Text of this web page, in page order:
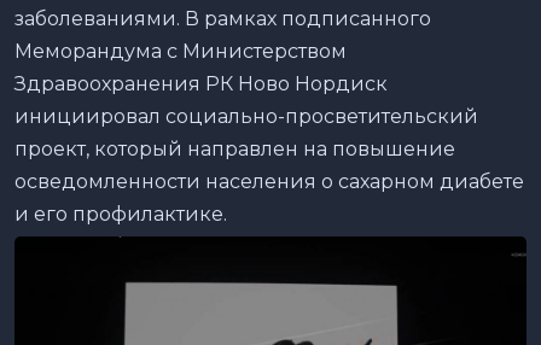
заболеваниями. В рамках подписанного
Меморандума с Министерством
Здравоохранения РК Ново Нордиск
инициировал социально-просветительский
проект, который направлен на повышение
осведомленности населения о сахарном диабете
и его профилактике.